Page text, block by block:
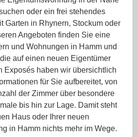
oder ein frei stehendes
Garten in Rhynern, Stockum oder
Angeboten finden Sie eine
und Wohnungen in Hamm und
auf einen neuen Eigentümer
Exposés haben wir übersichtlich
für Sie aufbereitet, von
der Zimmer über besondere
bis hin zur Lage. Damit steht
Haus oder Ihrer neuen
in Hamm nichts mehr im Wege.